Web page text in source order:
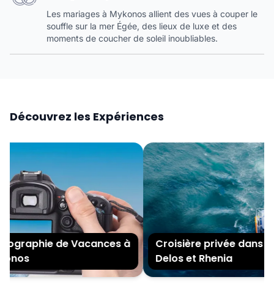
Les mariages à Mykonos allient des vues à couper le
souffle sur la mer Égée, des lieux de luxe et des
moments de coucher de soleil inoubliables.
Découvrez les Expériences
de Vacances à
Croisière privée dans les
Delos et Rhenia